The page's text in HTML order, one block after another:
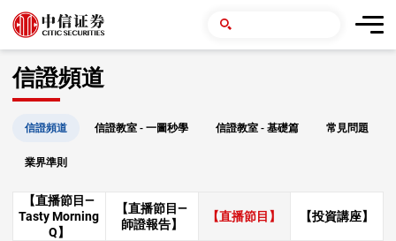
信證頻道
信證頻道 信證教室 - 一圖秒學 信證教室 - 基礎篇 常見問題
業界準則
【直播節目—
Tasty Morning
Q】
【直播節目—
師證報告】
【直播節目】 【投資講座】